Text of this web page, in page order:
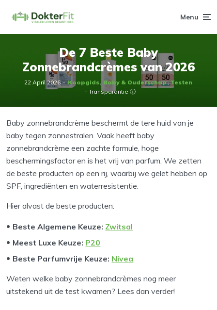
Menu
De 7 Beste Baby
Zonnebrandcrèmes van 2026
22 April 2026 Koopgids Baby & Ouderschap Testen
- Transparantie ⓘ
Baby zonnebrandcrème beschermt de tere huid van je
baby tegen zonnestralen. Vaak heeft baby
zonnebrandcrème een zachte formule, hoge
beschermingsfactor en is het vrij van parfum. We zetten
de beste producten op een rij, waarbij we gelet hebben op
SPF, ingrediënten en waterresistentie.
Hier alvast de beste producten:
Beste Algemene Keuze: Zwitsal
Meest Luxe Keuze: P20
Beste Parfumvrije Keuze: Nivea
Weten welke baby zonnebrandcrèmes nog meer
uitstekend uit de test kwamen? Lees dan verder!